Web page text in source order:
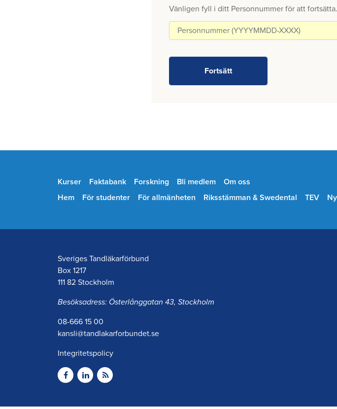
Vänligen fyll i ditt Personnummer för att fortsätta.
Kurser Faktabank Forskning Bli medlem
Om oss
Hem
För studenter För allmänheten Riksstämman & Swedental TEV
Sveriges Tandläkarförbund
Box 1217
111 82 Stockholm
Besöksadress: Österlånggatan 43, Stockholm
08-666 15 00
kansli@tandlakarforbundet.se
Integritetspolicy